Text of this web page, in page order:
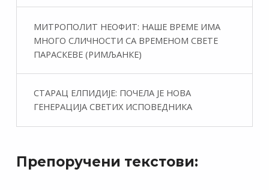
МИТРОПОЛИТ НЕОФИТ: НАШЕ ВРЕМЕ ИМА
МНОГО СЛИЧНОСТИ СА ВРЕМЕНОМ СВЕТЕ
ПАРАСКЕВЕ (РИМЉАНКЕ)
СТАРАЦ ЕЛПИДИЈЕ: ПОЧЕЛА ЈЕ НОВА
ГЕНЕРАЦИЈА СВЕТИХ ИСПОВЕДНИКА
Препоручени текстови: